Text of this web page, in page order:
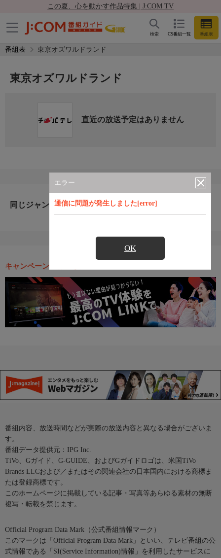
この夏、心を動かす作品特集 | J:COM TV
CS番組一覧 番組表
検索
番組表 東京オズワルドランド
エラー
通信に問題が発生しました[error]
OK
東京オズワルドランド
直近の放送予定はありません
同じジャンルのおすすめ番組
キャンペーン・お得な情報
番組内容、放送時間などが実際の放送内容と異なる場合がございま
す。
番組データ提供元：IPG Inc.
TiVo、Gガイド、G-GUIDE、およびGガイドロゴは、米国TiVo
Brands LLCおよび／またはその関連会社の日本国内における商標ま
たは登録商標です。
このホームページに掲載している記事・写真等あらゆる素材の無断
複写・転載を禁じます。
Official Program Data Mark（公式番組情報マーク）
このマークは「Official Program Data Mark」といい、テレビ番組の公
式情報である「SI(Service Information)情報」を利用したサービスに